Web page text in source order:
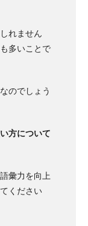
れません
多いことで
のでしょう
方について
彙力を向上
ください